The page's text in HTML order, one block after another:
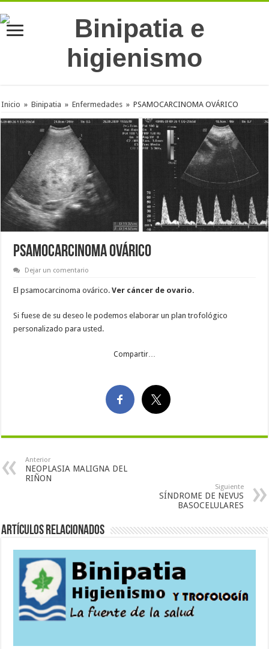
Inicio » Binipatia » Enfermedades » PSAMOCARCINOMA OVÁRICO
PSAMOCARCINOMA OVÁRICO
Dejar un comentario
El psamocarcinoma ovárico.Ver cáncer de ovario.
Si fuese de su deseo le podemos elaborar un plan trofológico
personalizado para usted.
Compartir…
Anterior
NEOPLASIA MALIGNA DEL
RIÑON
Siguiente
SÍNDROME DE NEVUS
BASOCELULARES
Artículos Relacionados